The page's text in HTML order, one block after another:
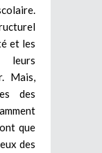
et les
leurs
Mais,
des
que
des